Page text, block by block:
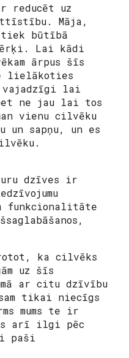
reducēt uz
Māja,
tiek būtībā
Lai kādi
ārpus šīs
lielākoties
lai
ne jau lai tos
vienu cilvēku
un sapņu, un es
dzīves ir
funkcionalitāte
ka cilvēks
uz šīs
ar citu dzīvību
tikai niecīgs
mums te ir
arī ilgi pēc
paši